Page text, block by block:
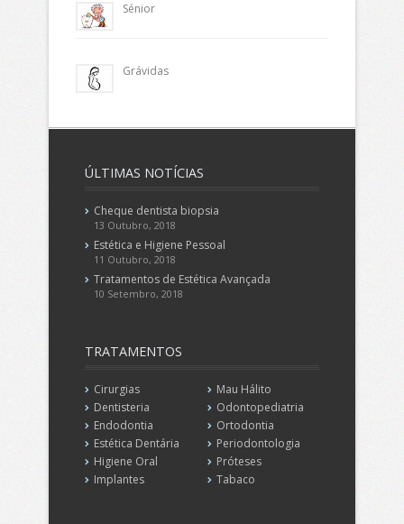
Sénior
Grávidas
ÚLTIMAS NOTÍCIAS
Cheque dentista biopsia
13 Outubro, 2018
Estética e Higiene Pessoal
11 Outubro, 2018
Tratamentos de Estética Avançada
10 Setembro, 2018
TRATAMENTOS
Cirurgias
Dentisteria
Endodontia
Estética Dentária
Higiene Oral
Implantes
Mau Hálito
Odontopediatria
Ortodontia
Periodontologia
Próteses
Tabaco